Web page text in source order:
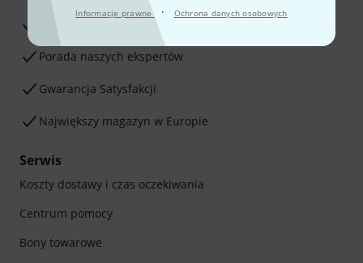
Informacje prawne · Ochrona danych osobowych
Porada naszych ekspertów
Gwarancja Satysfakcji
Największy magazyn w Europie
Serwis
Koszty dostawy i czas oczekiwania
Centrum pomocy
Bony towarowe